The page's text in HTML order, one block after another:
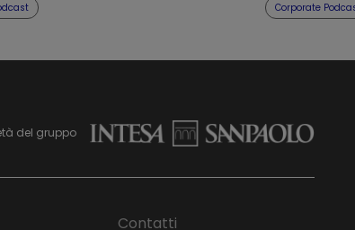
Corporate
del gruppo
Contatti